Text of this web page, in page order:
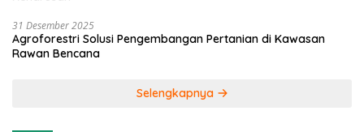
31 Desember 2025
Agroforestri Solusi Pengembangan Pertanian di Kawasan
Rawan Bencana
Selengkapnya